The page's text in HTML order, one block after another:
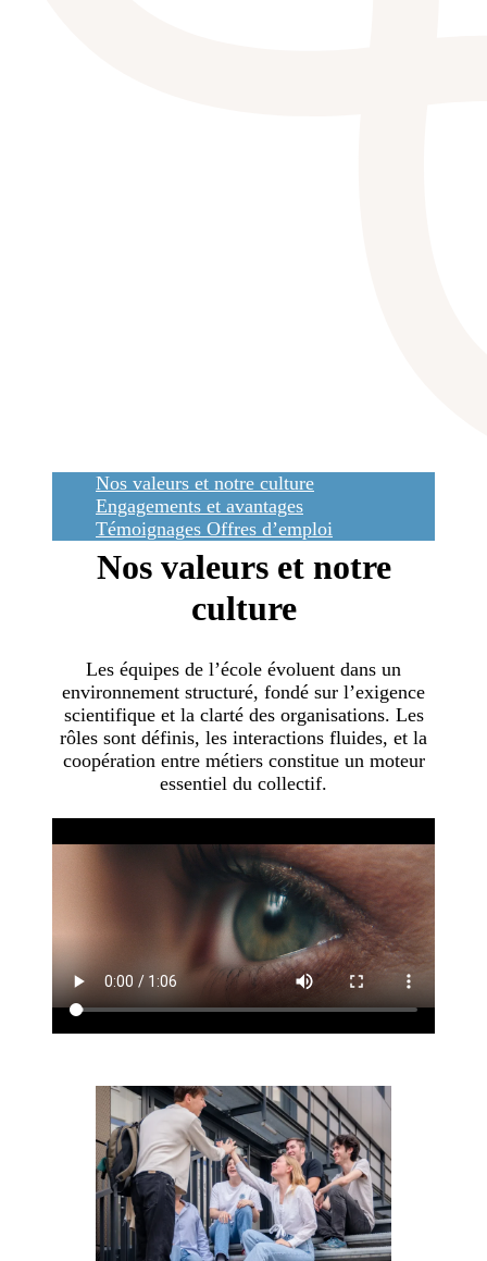
Nos valeurs et notre culture
Engagements et avantages
Témoignages Offres d’emploi
Nos valeurs et notre
culture
Les équipes de l’école évoluent dans un
environnement structuré, fondé sur l’exigence
scientifique et la clarté des organisations. Les
rôles sont définis, les interactions fluides, et la
coopération entre métiers constitue un moteur
essentiel du collectif.